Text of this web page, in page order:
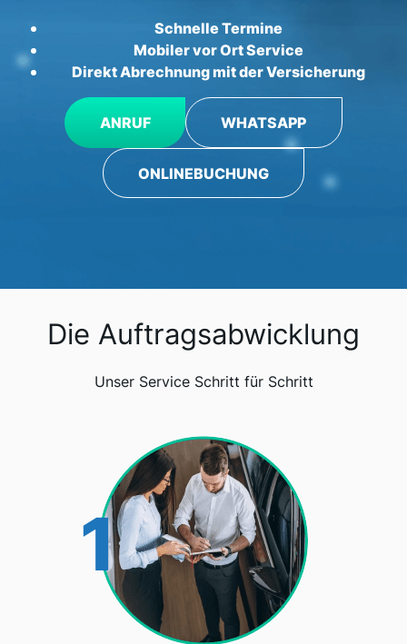
Schnelle Termine
Mobiler vor Ort Service
Direkt Abrechnung mit der Versicherung
ANRUF WHATSAPP
ONLINEBUCHUNG
Die Auftragsabwicklung
Unser Service Schritt für Schritt
1